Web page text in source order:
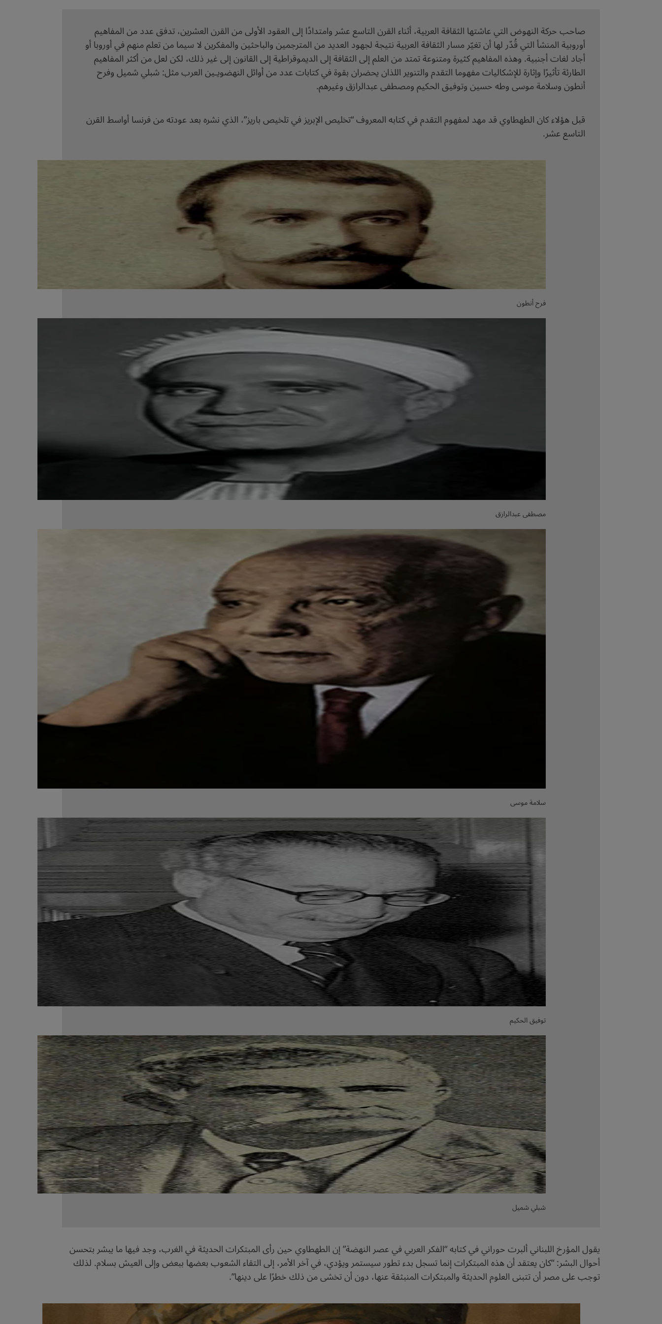
صاحب حركة النهوض التي عاشتها الثقافة العربية، أثناء القرن التاسع عشر وامتدادًا إلى العقود الأولى من القرن العشرين، تدفق عدد من المفاهيم
أوروبية المنشأ التي قُدّر لها أن تغيّر مسار الثقافة العربية نتيجة لجهود العديد من المترجمين والباحثين والمفكرين لا سيما من تعلم منهم في أوروبا أو
أجاد لغات أجنبية. وهذه المفاهيم كثيرة ومتنوعة تمتد من العلم إلى الثقافة إلى الديموقراطية إلى القانون إلى غير ذلك، لكن لعل من أكثر المفاهيم
الطارئة تأثيرًا وإثارة للإشكاليات مفهوما التقدم والتنوير اللذان يحضران بقوة في كتابات عدد من أوائل النهضويـين العرب مثل: شبلي شميل وفرح
أنطون وسلامة موسى وطه حسين وتوفيق الحكيم ومصطفى عبدالرازق وغيرهم.
قبل هؤلاء كان الطهطاوي قد مهد لمفهوم التقدم في كتابه المعروف “تخليص الإبريز في تلخيص باريز”، الذي نشره بعد عودته من فرنسا أواسط القرن
التاسع عشر.
فرح أنطون
مصطفى عبدالرازق
سلامة موسى
توفيق الحكيم
شبلي شميل
يقول المؤرخ اللبناني ألبرت حوراني في كتابه “الفكر العربي في عصر النهضة” إن الطهطاوي حين رأى المبتكرات الحديثة في الغرب، وجد فيها ما يبشر بتحسن
أحوال البشر: “كان يعتقد أن هذه المبتكرات إنما تسجل بدء تطور سيستمر ويؤدي، في آخر الأمر، إلى التقاء الشعوب بعضها ببعض وإلى العيش بسلام. لذلك
توجب على مصر أن تتبنى العلوم الحديثة والمبتكرات المنبثقة عنها، دون أن تخشى من ذلك خطرًا على دينها”.